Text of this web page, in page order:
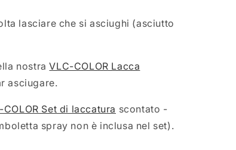
lasciare che si asciughi (asciutto
nostraVLC-COLOR Lacca
asciugare.
COLOR Set di laccatura scontato -
spray non è inclusa nel set).